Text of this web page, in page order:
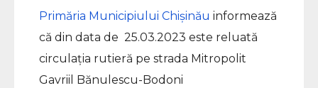
Primăria Municipiului Chișinău informează
că din data de 25.03.2023 este reluată
circulația rutieră pe strada Mitropolit
Gavriil Bănulescu-Bodoni